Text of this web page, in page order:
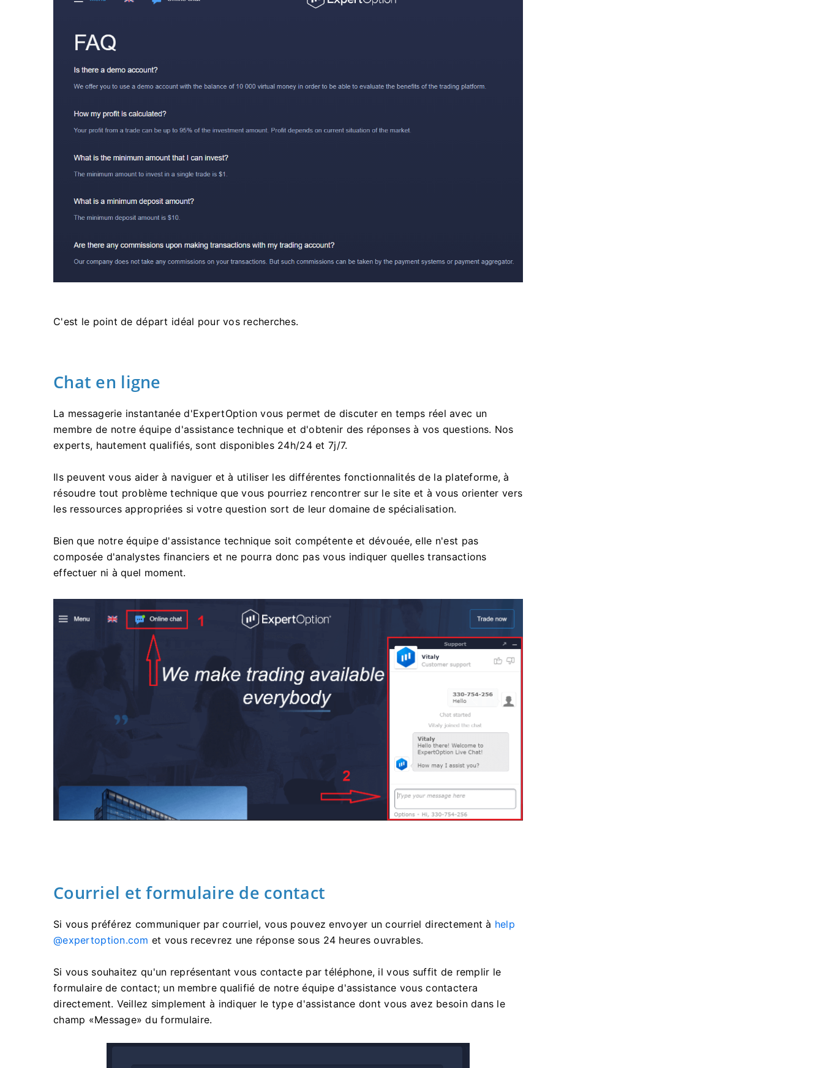
C'est le point de départ idéal pour vos recherches.
Chat en ligne
La messagerie instantanée d'ExpertOption vous permet de discuter en temps réel avec un
membre de notre équipe d'assistance technique et d'obtenir des réponses à vos questions. Nos
experts, hautement qualifiés, sont disponibles 24h/24 et 7j/7.
Ils peuvent vous aider à naviguer et à utiliser les différentes fonctionnalités de la plateforme, à
résoudre tout problème technique que vous pourriez rencontrer sur le site et à vous orienter vers
les ressources appropriées si votre question sort de leur domaine de spécialisation.
Bien que notre équipe d'assistance technique soit compétente et dévouée, elle n'est pas
composée d'analystes financiers et ne pourra donc pas vous indiquer quelles transactions
effectuer ni à quel moment.
Courriel et formulaire de contact
Si vous préférez communiquer par courriel, vous pouvez envoyer un courriel directement à help
@expertoption.com et vous recevrez une réponse sous 24 heures ouvrables.
Si vous souhaitez qu'un représentant vous contacte par téléphone, il vous suffit de remplir le
formulaire de contact; un membre qualifié de notre équipe d'assistance vous contactera
directement. Veillez simplement à indiquer le type d'assistance dont vous avez besoin dans le
champ «Message» du formulaire.